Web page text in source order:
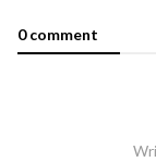
0 comment